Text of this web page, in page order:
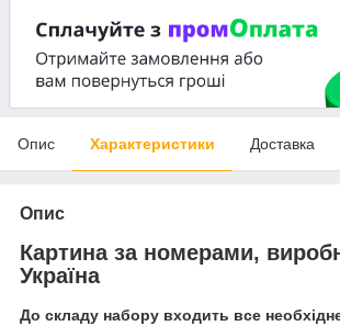
Опис Характеристики Доставка
Опис
Картина за номерами,
Україна
До складу набору входить все